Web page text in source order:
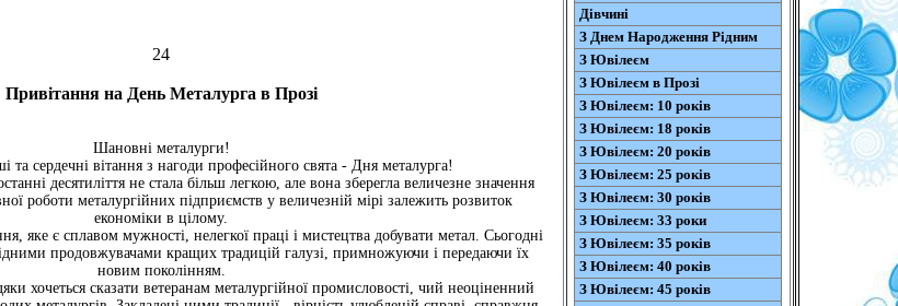
24
Привітання на День Металурга в Прозі
Шановні металурги!
та сердечні вітання з нагоди професійного свята - Дня металурга!
десятиліття не стала більш легкою, але вона зберегла величезне значення
роботи металургійних підприємств у величезній мірі залежить розвиток
економіки в цілому.
яке є сплавом мужності, нелегкої праці і мистецтва добувати метал. Сьогодні
продовжувачами кращих традицій галузі, примножуючи і передаючи їх
новим поколінням.
хочеться сказати ветеранам металургійної промисловості, чий неоціненний
Дівчині
З Днем Народження Рідним
З Ювілеєм
З Ювілеєм в Прозі
З Ювілеєм: 10 років
З Ювілеєм: 18 років
З Ювілеєм: 20 років
З Ювілеєм: 25 років
З Ювілеєм: 30 років
З Ювілеєм: 33 роки
З Ювілеєм: 35 років
З Ювілеєм: 40 років
З Ювілеєм: 45 років